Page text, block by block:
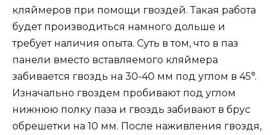
кляймеров при помощи гвоздей. Такая работа
будет производиться намного дольше и
требует наличия опыта. Суть в том, что в паз
панели вместо вставляемого кляймера
забивается гвоздь на 30-40 мм под углом в 45°.
Изначально гвоздем пробивают под углом
нижнюю полку паза и гвоздь забивают в брус
обрешетки на 10 мм. После наживления гвоздя,